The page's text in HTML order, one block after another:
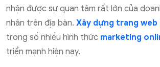
nhận được sự quan tâm rất lớn của
nhân trên địa bàn. Xây dựng trang web
trong số nhiều hình thức marketing
triển mạnh hiện nay.